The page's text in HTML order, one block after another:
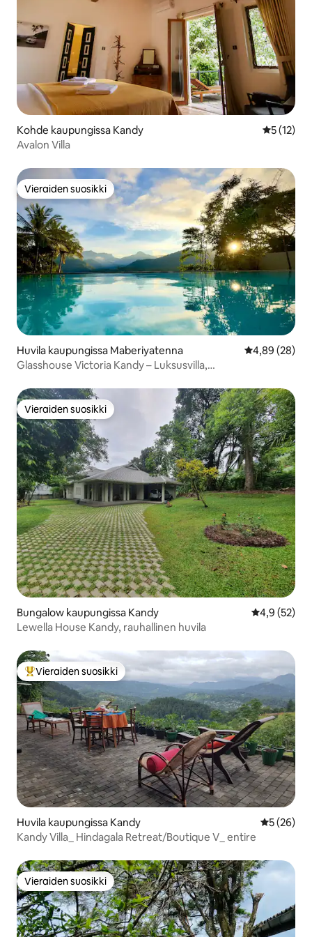
Kohde kaupungissa Kandy
5 (12)
Avalon Villa
Vieraiden suosikki
Vieraiden suosikki
Huvila kaupungissa Maberiyatenna
4,89 (28)
Glasshouse Victoria Kandy – Luksusvilla,
Vieraiden suosikki
Vieraiden suosikki
Bungalow kaupungissa Kandy
4,9 (52)
Lewella House Kandy, rauhallinen huvila
Vieraiden suosikkien parhaimmistoa
Vieraiden suosikki
Huvila kaupungissa Kandy
5 (26)
Kandy Villa_ Hindagala Retreat/Boutique V_ entire
Vieraiden suosikki
Vieraiden suosikki